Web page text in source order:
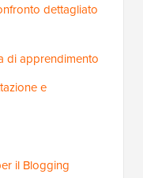
dettagliato
di apprendimento
e
il Blogging